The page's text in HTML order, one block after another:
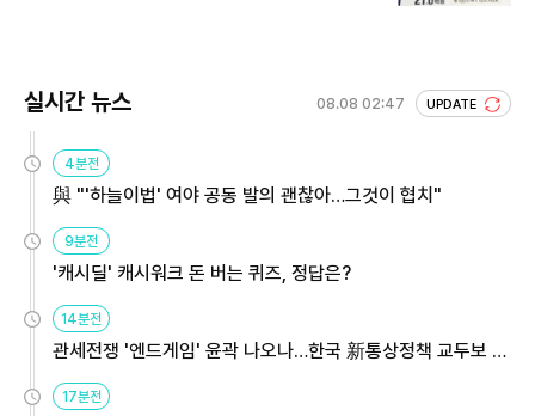
실시간 뉴스 08.08 02:47 UPDATE
4분전
與 "'하늘이법' 여야 공동 발의 괜찮아…그것이 협치"
9분전
'캐시딜' 캐시워크 돈 버는 퀴즈, 정답은?
14분전
관세전쟁 '엔드게임' 윤곽 나오나…한국 新통상정책 교두보 활
용해야
17분전